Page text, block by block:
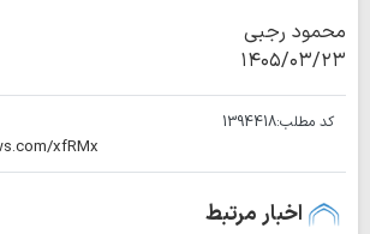
محمود رجبی
۱۴۰۵/۰۳/۲۳
کد مطلب:1394418
اخبار مرتبط